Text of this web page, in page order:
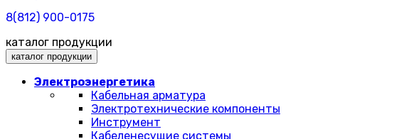
8(812) 900-0175
каталог продукции
каталог продукции
Электроэнергетика
Кабельная арматура
Электротехнические компоненты
Инструмент
Кабеленесущие системы